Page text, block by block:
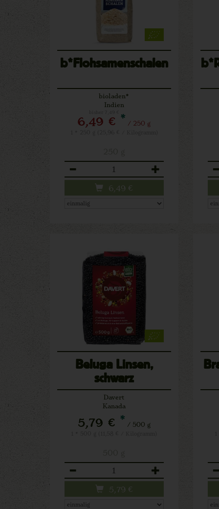
b*Flohsamenschalen
bioladen*
Indien
6,49 € * / 250 g
Anzahl
6,49 €
Beluga Linsen,
schwarz
Davert
Kanada
5,79 € * / 500 g
Anzahl
5,79 €